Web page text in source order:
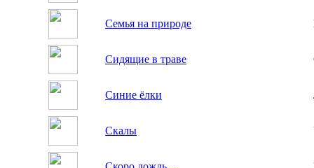
Семья на природе
Сидящие в траве
Синие ёлки
Скалы